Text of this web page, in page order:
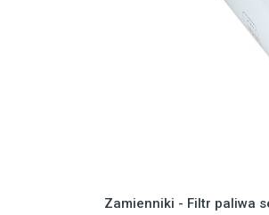
Zamienniki - Filtr paliwa